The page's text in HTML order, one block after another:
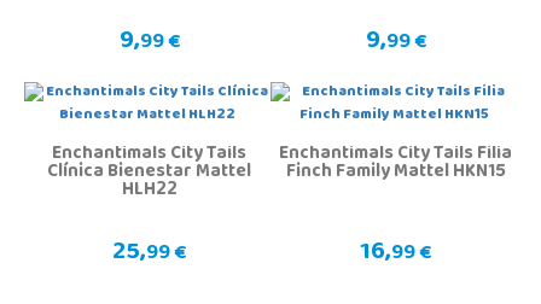
9,99 € 9,99 €
Enchantimals City Tails
Clínica Bienestar Mattel
HLH22
25,99 €
Enchantimals City Tails Filia
Finch Family Mattel HKN15
16,99 €